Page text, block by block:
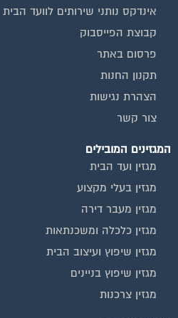
אינדקס נותני שירותים לוועד הבית
קבוצת הפייסבוק
פרסום באתר
תקנון החנות
הצהרת נגישות
צור קשר
המגזינים המובילים
מגזין ועד הבית
מגזין בעלי מקצוע
מגזין מעבר דירה
מגזין כלכלה ומשכנתאות
מגזין שיפוץ ועיצוב הבית
מגזין שיפוץ בניינים
מגזין צרכנות